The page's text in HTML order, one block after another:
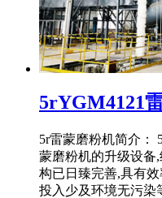
5rYGM4121
5r雷蒙磨粉机简介：
蒙磨粉机的升级设备
构已日臻完善,具有
投入少及环境无污染